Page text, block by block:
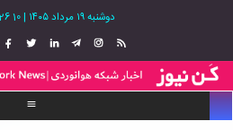
دوشنبه ۱۹ مرداد ۱۴۰۵ |
10 August 2026